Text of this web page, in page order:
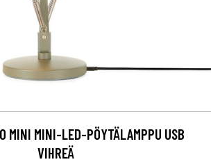
MINI MINI-LED-PÖYTÄLAMPPU USB
VIHREÄ